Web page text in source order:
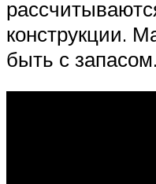
конструкции.
быть с запасом.